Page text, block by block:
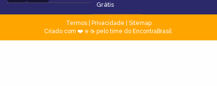
Grátis
Termos| Privacidade
Sitemap
Criado com ❤️ e ☕ pelo time do EncontraBrasil